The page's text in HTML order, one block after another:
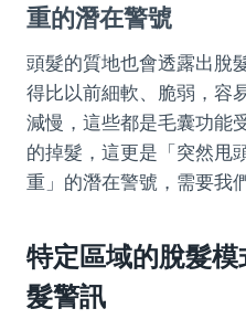
重的潛在警號
頭髮的質地也會透露出脫
得比以前細軟、脆弱，容
減慢，這些都是毛囊功能
的掉髮，這更是「突然甩
重」的潛在警號，需要我
特定區域的脫髮
髮警訊